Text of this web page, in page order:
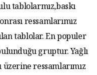
tablolarmız,baskı
ressamlarımız
tablolar. En populer
gruptur. Yağlı
üzerine ressamlarımız